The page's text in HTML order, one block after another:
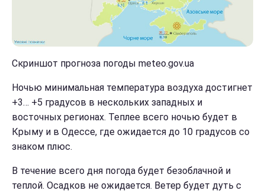
Скриншот прогноза погоды meteo.gov.ua
Ночью минимальная температура воздуха достигнет
+3… +5 градусов в нескольких западных и
восточных регионах. Теплее всего ночью будет в
Крыму и в Одессе, где ожидается до 10 градусов со
знаком плюс.
В течение всего дня погода будет безоблачной и
теплой. Осадков не ожидается. Ветер будет дуть с